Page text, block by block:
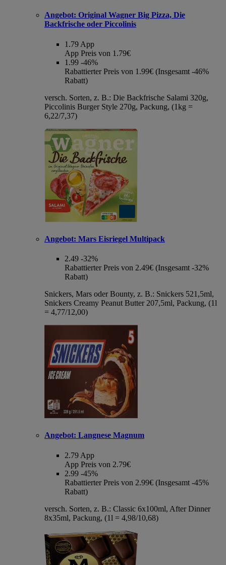
Angebot: Original Wagner Big Pizza, Die
Backfrische oder Piccolinis
1.79 App
App Preis von 1.79€
1.99 -46%
Rabattierter Preis von 1.99€ (Insgesamt -46%
Rabatt)
versch. Sorten, z. B.: Die Backfrische Salami 320g,
Piccolinis Burger Style 270g, Packung, (1kg =
6,22/7,37)
Angebot: Mars Eisriegel Multipack
2.49 -32%
Rabattierter Preis von 2.49€ (Insgesamt -32%
Rabatt)
Snickers, Mars oder Bounty, z. B.: Snickers 521,5ml,
Snickers Creamy Peanut Butter 207,5ml, Packung, (1l
= 4,77/12,00)
Angebot: Langnese Magnum
2.79 App
App Preis von 2.79€
2.99 -45%
Rabattierter Preis von 2.99€ (Insgesamt -45%
Rabatt)
versch. Sorten, z. B.: Classic 6x100ml, After Dinner
8x35ml, Packung, (1l = 4,98/10,68)